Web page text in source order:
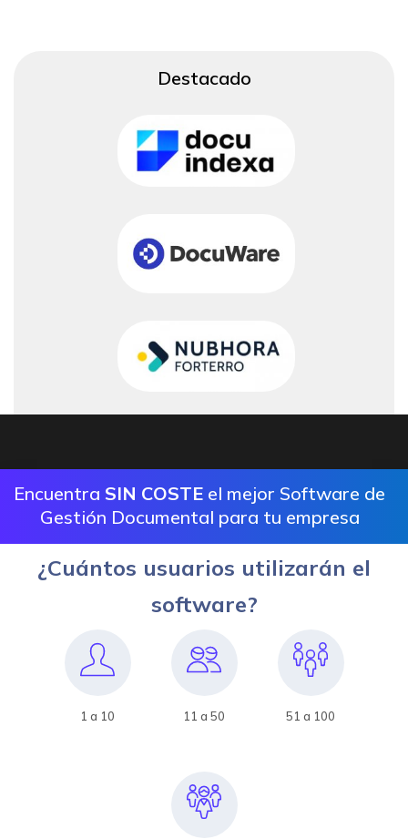
Destacado
Encuentra SIN COSTE el mejor Software de
Gestión Documental para tu empresa
¿Cuántos usuarios utilizarán el
software?
1 a 10 11 a 50 51 a 100